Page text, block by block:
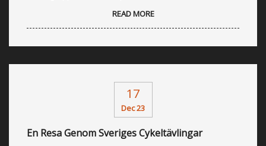
READ MORE
17
Dec 23
En Resa Genom Sveriges Cykeltävlingar